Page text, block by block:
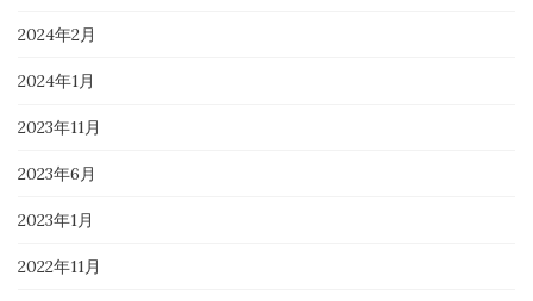
2024年2月
2024年1月
2023年11月
2023年6月
2023年1月
2022年11月